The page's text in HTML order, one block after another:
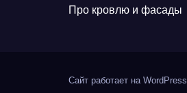
Про кровлю и фасады
Сайт работает на WordPress